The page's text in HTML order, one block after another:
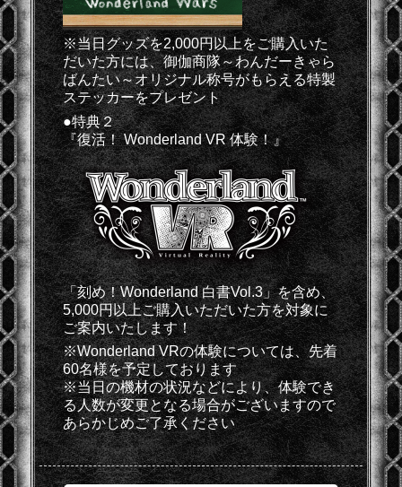
※当日グッズを2,000円以上をご購入いた
だいた方には、御伽商隊～わんだーきゃら
ばんたい～オリジナル称号がもらえる特製
ステッカーをプレゼント
●特典２
『復活！ Wonderland VR 体験！』
「刻め！Wonderland 白書Vol.3」を含め、
5,000円以上ご購入いただいた方を対象に
ご案内いたします！
※Wonderland VRの体験については、先着
60名様を予定しております
※当日の機材の状況などにより、体験でき
る人数が変更となる場合がございますので
あらかじめご了承ください